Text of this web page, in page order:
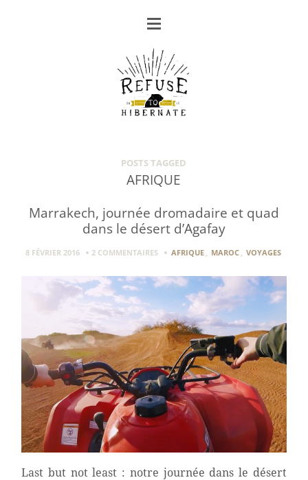
POSTS TAGGED
AFRIQUE
Marrakech, journée dromadaire et quad
dans le désert d’Agafay
8 FÉVRIER 2016 2 COMMENTAIRES AFRIQUE MAROC VOYAGES
Last but not least : notre journée dans le désert